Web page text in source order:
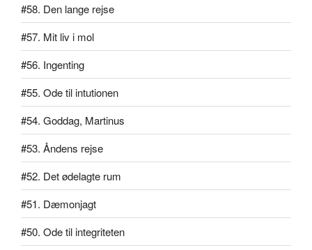
#58. Den lange rejse
#57. Mit liv i mol
#56. Ingenting
#55. Ode til intutionen
#54. Goddag, Martinus
#53. Åndens rejse
#52. Det ødelagte rum
#51. Dæmonjagt
#50. Ode til integriteten